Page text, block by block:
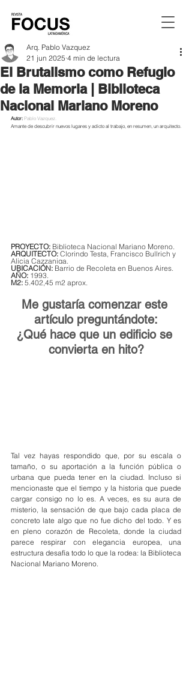
El Brutalismo como Refugio
de la Memoria | Biblioteca
Nacional Mariano Moreno
Arq. Pablo Vazquez
21 jun 2025 4 min de lectura
Autor: Pablo Vazquez.
Amante de descubrir nuevos lugares y adicto al trabajo, en resumen, un arquitecto.
PROYECTO: Biblioteca Nacional Mariano Moreno.
ARQUITECTO: Clorindo Testa, Francisco Bullrich y
Alicia Cazzaniga.
UBICACIÓN: Barrio de Recoleta en Buenos Aires.
AÑO: 1993.
M2: 5.402,45 m2 aprox.
Me gustaría comenzar este
artículo preguntándote:
¿Qué hace que un edificio se
convierta en hito?
Tal vez hayas respondido que, por su escala o
tamaño, o su aportación a la función pública o
urbana que pueda tener en la ciudad. Incluso si
mencionaste que el tiempo y la historia que puede
cargar consigo no lo es. A veces, es su aura de
misterio, la sensación de que bajo cada placa de
concreto late algo que no fue dicho del todo. Y es
en pleno corazón de Recoleta, donde la ciudad
parece respirar con elegancia europea, una
estructura desafía todo lo que la rodea: la Biblioteca
Nacional Mariano Moreno.